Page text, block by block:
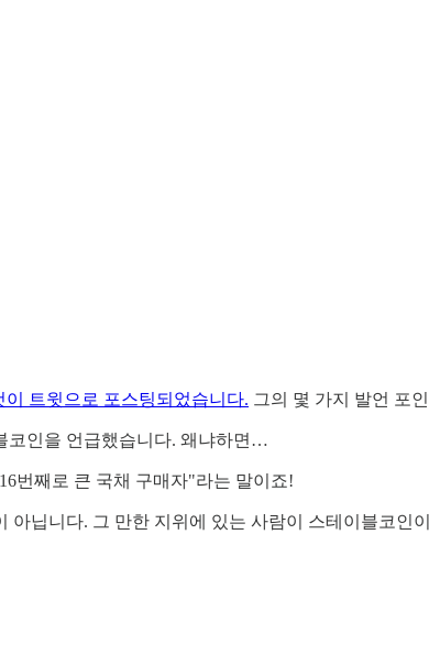
이 트윗으로 포스팅되었습니다. 그의 몇 가지 발언 포
코인을 언급했습니다. 왜냐하면…
번째로 큰 국채 구매자"라는 말이죠!
닙니다. 그 만한 지위에 있는 사람이 스테이블코인